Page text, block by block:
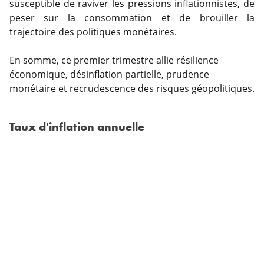
susceptible de raviver les pressions inflationnistes, de
peser sur la consommation et de brouiller la
trajectoire des politiques monétaires.
En somme, ce premier trimestre allie résilience
économique, désinflation partielle, prudence
monétaire et recrudescence des risques géopolitiques.
Taux d'inflation annuelle